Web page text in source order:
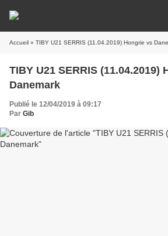
Accueil » TIBY U21 SERRIS (11.04.2019) Hongrie vs
TIBY U21 SERRIS (11.04.2019)
Danemark
Publié le 12/04/2019 à 09:17
Par Gib